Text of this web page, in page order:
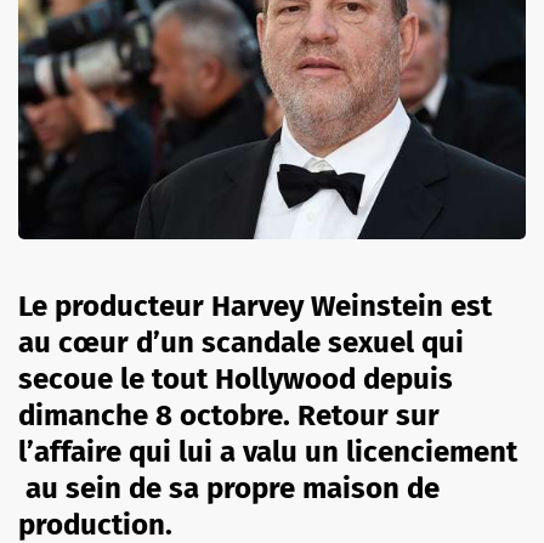
Le producteur Harvey Weinstein est
au cœur d’un scandale sexuel qui
secoue le tout Hollywood depuis
dimanche 8 octobre. Retour sur
l’affaire qui lui a valu un licenciement
au sein de sa propre maison de
production.